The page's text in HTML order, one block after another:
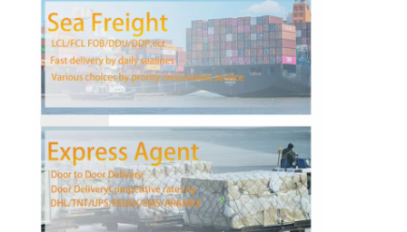
พูดคุยกันตอนนี้
การขนส่งสินค้าระหว่างประเทศ
ขนส่งทางอากาศ
การขนส่งทางทะเล
DDP จัดส่งจากจีน